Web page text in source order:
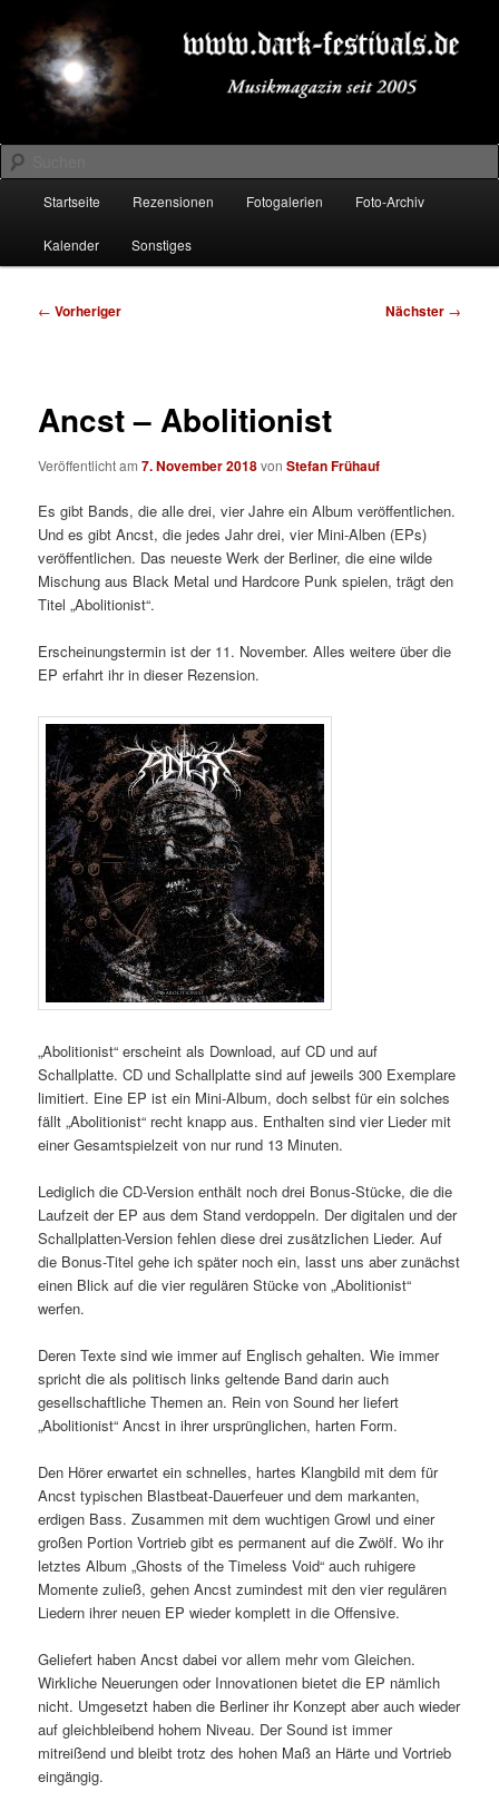
primären
Inhalt
springenDARK-FESTIVALS.DE
Suchen
Startseite Rezensionen Fotogalerien Foto-Archiv
Kalender Sonstiges
Beitragsnavigation
← Vorheriger Nächster →
Ancst – Abolitionist
Veröffentlicht am7. November 2018vonStefan Frühauf
Es gibt Bands, die alle drei, vier Jahre ein Album veröffentlichen.
Und es gibt Ancst, die jedes Jahr drei, vier Mini-Alben (EPs)
veröffentlichen. Das neueste Werk der Berliner, die eine wilde
Mischung aus Black Metal und Hardcore Punk spielen, trägt den
Titel „Abolitionist“.
Erscheinungstermin ist der 11. November. Alles weitere über die
EP erfahrt ihr in dieser Rezension.
„Abolitionist“ erscheint als Download, auf CD und auf
Schallplatte. CD und Schallplatte sind auf jeweils 300 Exemplare
limitiert. Eine EP ist ein Mini-Album, doch selbst für ein solches
fällt „Abolitionist“ recht knapp aus. Enthalten sind vier Lieder mit
einer Gesamtspielzeit von nur rund 13 Minuten.
Lediglich die CD-Version enthält noch drei Bonus-Stücke, die die
Laufzeit der EP aus dem Stand verdoppeln. Der digitalen und der
Schallplatten-Version fehlen diese drei zusätzlichen Lieder. Auf
die Bonus-Titel gehe ich später noch ein, lasst uns aber zunächst
einen Blick auf die vier regulären Stücke von „Abolitionist“
werfen.
Deren Texte sind wie immer auf Englisch gehalten. Wie immer
spricht die als politisch links geltende Band darin auch
gesellschaftliche Themen an. Rein von Sound her liefert
„Abolitionist“ Ancst in ihrer ursprünglichen, harten Form.
Den Hörer erwartet ein schnelles, hartes Klangbild mit dem für
Ancst typischen Blastbeat-Dauerfeuer und dem markanten,
erdigen Bass. Zusammen mit dem wuchtigen Growl und einer
großen Portion Vortrieb gibt es permanent auf die Zwölf. Wo ihr
letztes Album „Ghosts of the Timeless Void“ auch ruhigere
Momente zuließ, gehen Ancst zumindest mit den vier regulären
Liedern ihrer neuen EP wieder komplett in die Offensive.
Geliefert haben Ancst dabei vor allem mehr vom Gleichen.
Wirkliche Neuerungen oder Innovationen bietet die EP nämlich
nicht. Umgesetzt haben die Berliner ihr Konzept aber auch wieder
auf gleichbleibend hohem Niveau. Der Sound ist immer
mitreißend und bleibt trotz des hohen Maß an Härte und Vortrieb
eingängig.